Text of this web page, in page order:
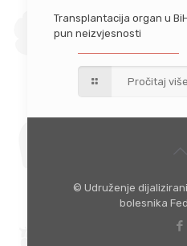
Transplantacija organ u
pun neizvjesnosti
Pročitaj više
© Udruženje
bolesnika